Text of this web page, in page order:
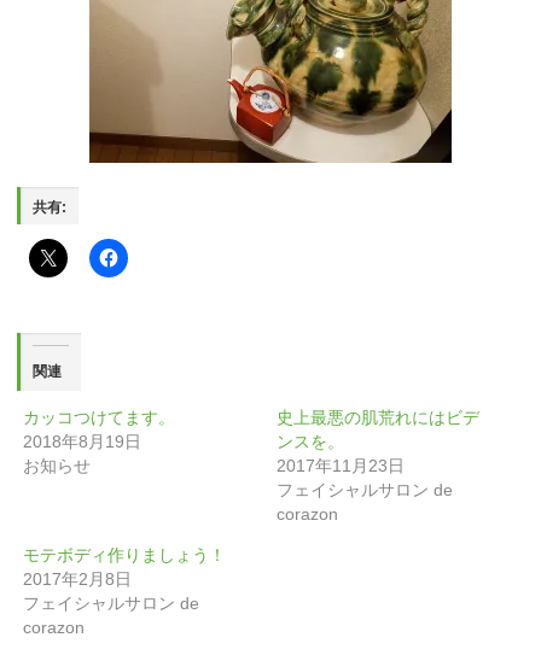
共有:
関連
カッコつけてます。
2018年8月19日
お知らせ
史上最悪の肌荒れにはビデ
ンスを。
2017年11月23日
フェイシャルサロン de
corazon
モテボディ作りましょう！
2017年2月8日
フェイシャルサロン de
corazon